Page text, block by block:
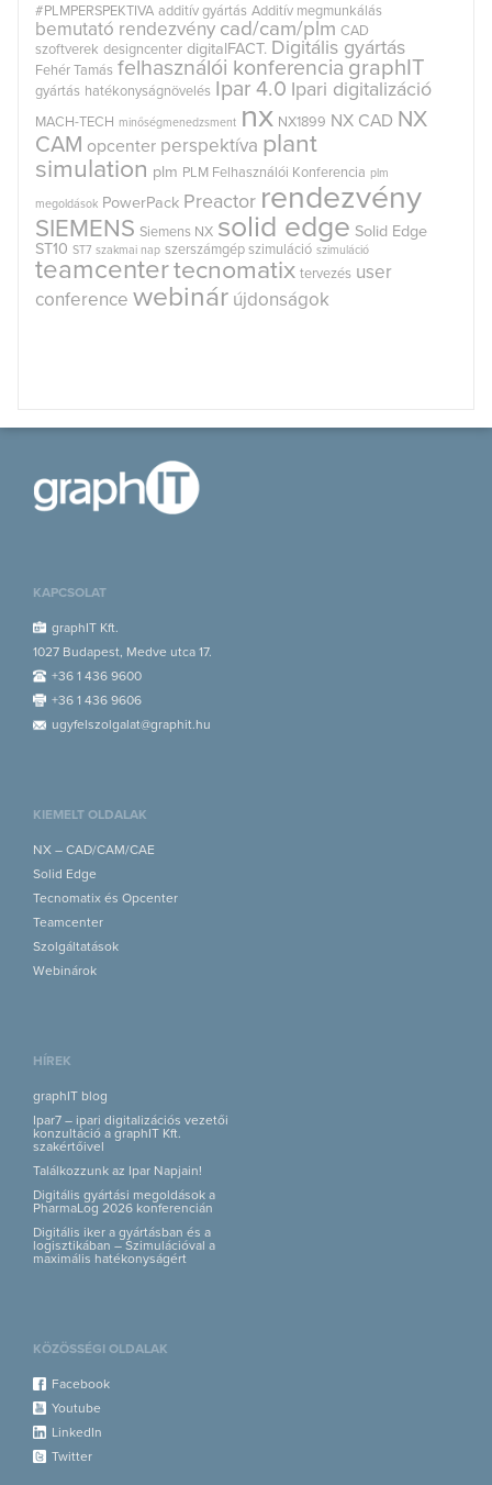
#PLMPERSPEKTIVA additív gyártás Additív megmunkálás
bemutató rendezvény cad/cam/plm CAD
szoftverek designcenter digitalFACT. Digitális gyártás
Fehér Tamás felhasználói konferencia graphIT
gyártás hatékonyságnövelés Ipar 4.0 Ipari digitalizáció
MACH-TECH minőségmenedzsment nx NX1899 NX CAD NX
CAM opcenter perspektíva plant
simulation plm PLM Felhasználói Konferencia plm
megoldások PowerPack Preactor rendezvény
SIEMENS Siemens NX solid edge Solid Edge
ST10 ST7 szakmai nap szerszámgép szimuláció szimuláció
teamcentertecnomatix tervezés user
conference webinár újdonságok
KAPCSOLAT
graphIT Kft.
1027 Budapest, Medve utca 17.
+36 1 436 9600
+36 1 436 9606
ugyfelszolgalat@graphit.hu
KIEMELT OLDALAK
NX – CAD/CAM/CAE
Solid Edge
Tecnomatix és Opcenter
Teamcenter
Szolgáltatások
Webinárok
HÍREK
graphIT blog
Ipar7 – ipari digitalizációs vezetői
konzultáció a graphIT Kft.
szakértőivel
Találkozzunk az Ipar Napjain!
Digitális gyártási megoldások a
PharmaLog 2026 konferencián
Digitális iker a gyártásban és a
logisztikában – Szimulációval a
maximális hatékonyságért
KÖZÖSSÉGI OLDALAK
Facebook
Youtube
LinkedIn
Twitter